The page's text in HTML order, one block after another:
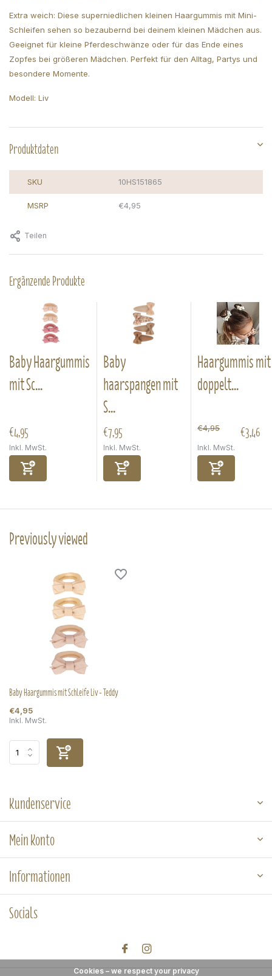
Extra weich: Diese superniedlichen kleinen Haargummis mit Mini-
Schleifen sehen so bezaubernd bei deinem kleinen Mädchen aus.
Geeignet für kleine Pferdeschwänze oder für das Ende eines
Zopfes bei größeren Mädchen. Perfekt für den Alltag, Partys und
besondere Momente.
Modell: Liv
Produktdaten
SKU 10HS151865
MSRP €4,95
Teilen
Ergänzende Produkte
Baby Haargummis
mit Sc...
€4,95
Inkl. MwSt.
Baby
haarspangen mit
S...
€7,95
Inkl. MwSt.
Haargummis mit
doppelt...
€4,95 €3,46
Inkl. MwSt.
Previously viewed
Baby Haargummis mit Schleife Liv - Teddy
€4,95
Inkl. MwSt.
Kundenservice
Mein Konto
Informationen
Socials
Cookies – we respect your privacy